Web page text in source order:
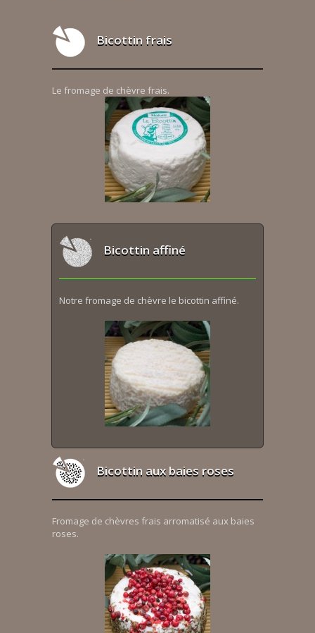
Bicottin frais
Le fromage de chèvre frais.
Bicottin affiné
Notre fromage de chèvre le bicottin affiné.
Bicottin aux baies roses
Fromage de chèvres frais arromatisé aux baies
roses.